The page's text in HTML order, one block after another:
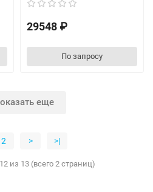
29548 ₽
По запросу
еще
2 > >|
из 13 (всего 2 страниц)